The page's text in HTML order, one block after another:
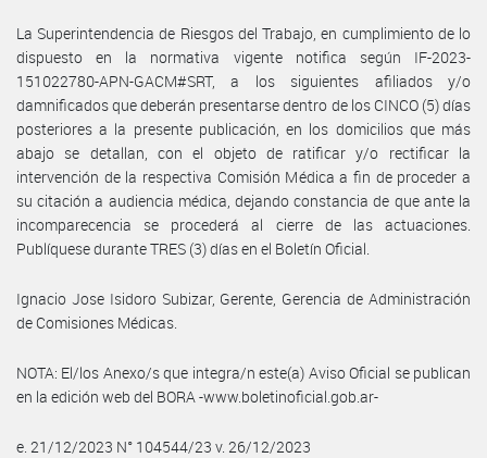
La Superintendencia de Riesgos del Trabajo, en cumplimiento de lo
dispuesto en la normativa vigente notifica según IF-2023-
151022780-APN-GACM#SRT, a los siguientes afiliados y/o
damnificados que deberán presentarse dentro de los CINCO (5) días
posteriores a la presente publicación, en los domicilios que más
abajo se detallan, con el objeto de ratificar y/o rectificar la
intervención de la respectiva Comisión Médica a fin de proceder a
su citación a audiencia médica, dejando constancia de que ante la
incomparecencia se procederá al cierre de las actuaciones.
Publíquese durante TRES (3) días en el Boletín Oficial.
Ignacio Jose Isidoro Subizar, Gerente, Gerencia de Administración
de Comisiones Médicas.
NOTA: El/los Anexo/s que integra/n este(a) Aviso Oficial se publican
en la edición web del BORA -www.boletinoficial.gob.ar-
e. 21/12/2023 N° 104544/23 v. 26/12/2023